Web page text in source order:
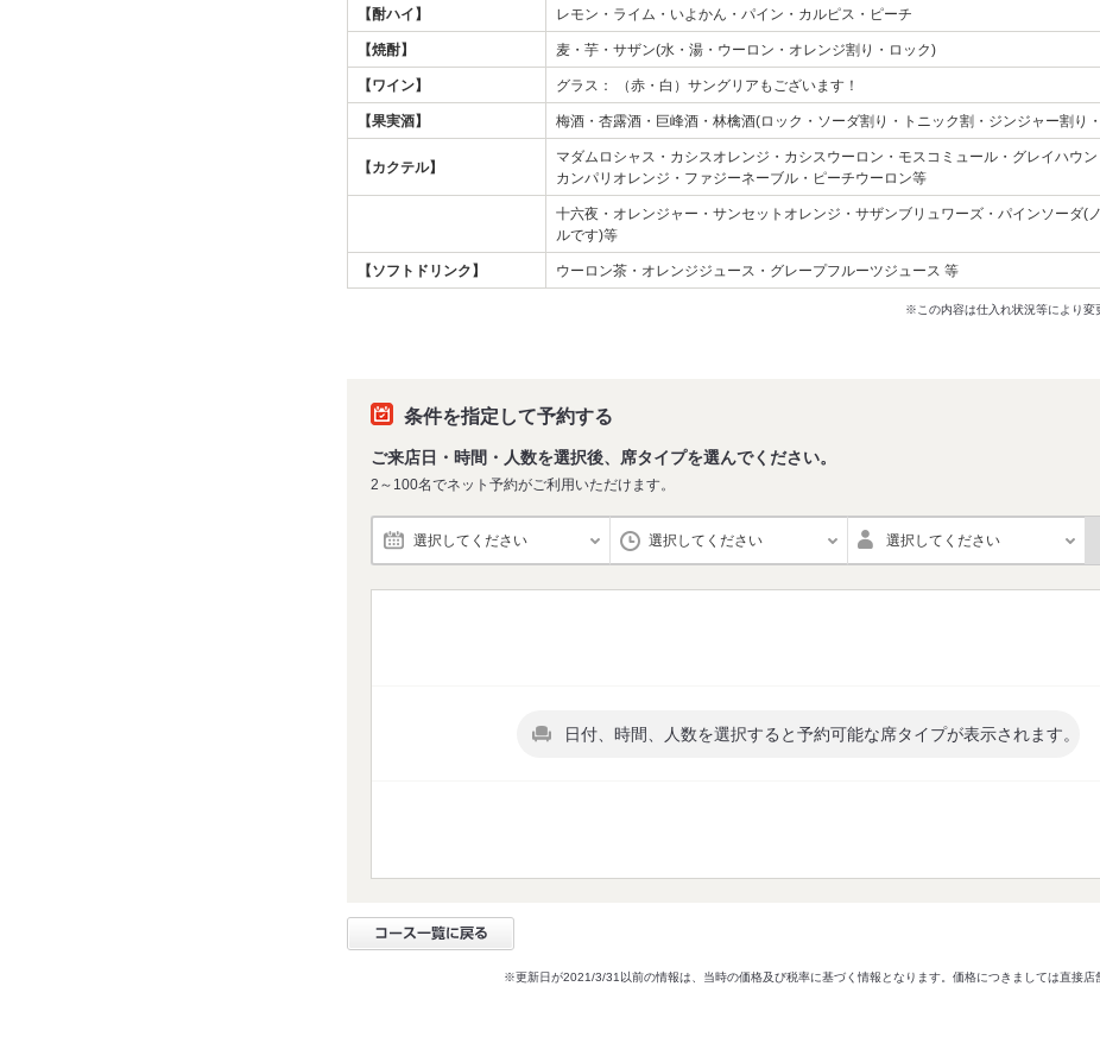
【酎ハイ】 レモン・ライム・いよかん・パイン・カルピス・ピーチ
【焼酎】 麦・芋・サザン(水・湯・ウーロン・オレンジ割り・ロック)
【ワイン】 グラス： （赤・白）サングリアもございます！
【果実酒】 梅酒・杏露酒・巨峰酒・林檎酒(ロック・ソーダ割り・トニック割・ジンジャー割り
【カクテル】
マダムロシャス・カシスオレンジ・カシスウーロン・モスコミュール・グレイハウン
カンパリオレンジ・ファジーネーブル・ピーチウーロン等
十六夜・オレンジャー・サンセットオレンジ・サザンブリュワーズ・パインソーダ(
ルです)等
【ソフトドリンク】 ウーロン茶・オレンジジュース・グレープフルーツジュース 等
※この内容は仕入れ状況等により変
条件を指定して予約する
ご来店日・時間・人数を選択後、席タイプを選んでください。
2～100名でネット予約がご利用いただけます。
選択してください 選択してください 選択してください
日付、時間、人数を選択すると予約可能な席タイプが表示されます。
※更新日が2021/3/31以前の情報は、当時の価格及び税率に基づく情報となります。価格につきましては直接店